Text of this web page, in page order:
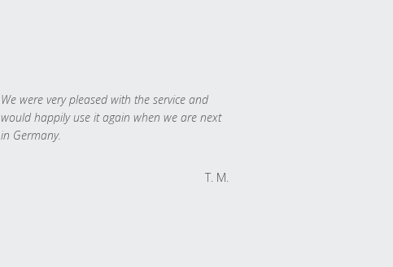
We were very pleased with the service and
would happily use it again when we are next
in Germany.
T. M.